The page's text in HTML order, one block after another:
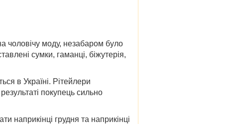
чоловічу моду, незабаром було
сумки, гаманці, біжутерія,
в Україні. Рітейлери
покупець сильно
наприкінці грудня та наприкінці